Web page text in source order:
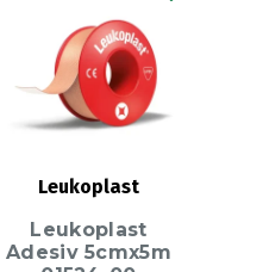
Leukoplast
Leukoplast
Adesiv 5cmx5m